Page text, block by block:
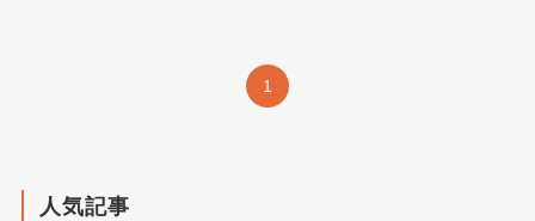
1
人気記事